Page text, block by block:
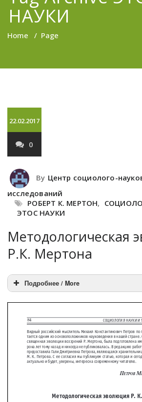
НАУКИ
Home / Page
22.02.2017
0
By Центр социолого-
исследований
РОБЕРТ К. МЕРТОН,
ЭТОС НАУКИ
Методологическая
Р.К. Мертона
Подробнее / More